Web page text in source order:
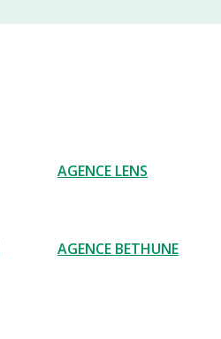
AGENCE LENS
AGENCE BETHUNE